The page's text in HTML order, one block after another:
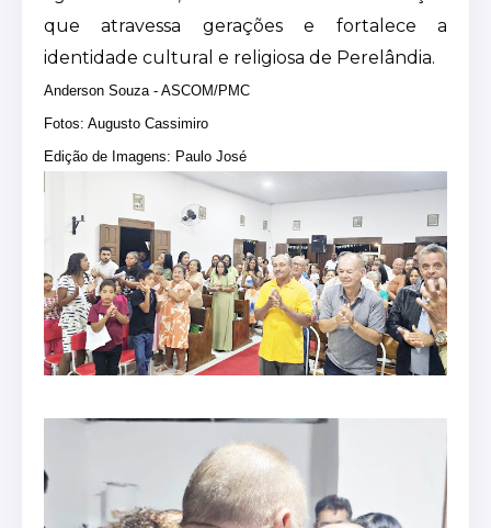
que atravessa gerações e fortalece a
identidade cultural e religiosa de Perelândia.
Anderson Souza - ASCOM/PMC
Fotos: Augusto Cassimiro
Edição de Imagens: Paulo José